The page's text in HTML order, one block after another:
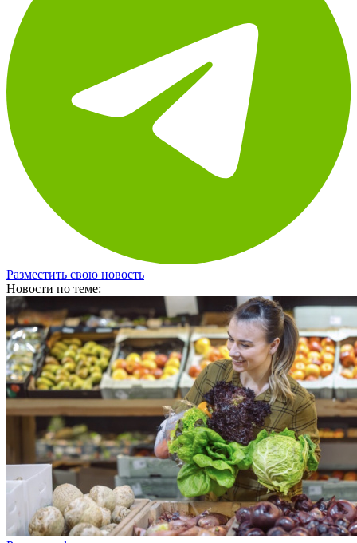
Разместить свою новость
Новости по теме: